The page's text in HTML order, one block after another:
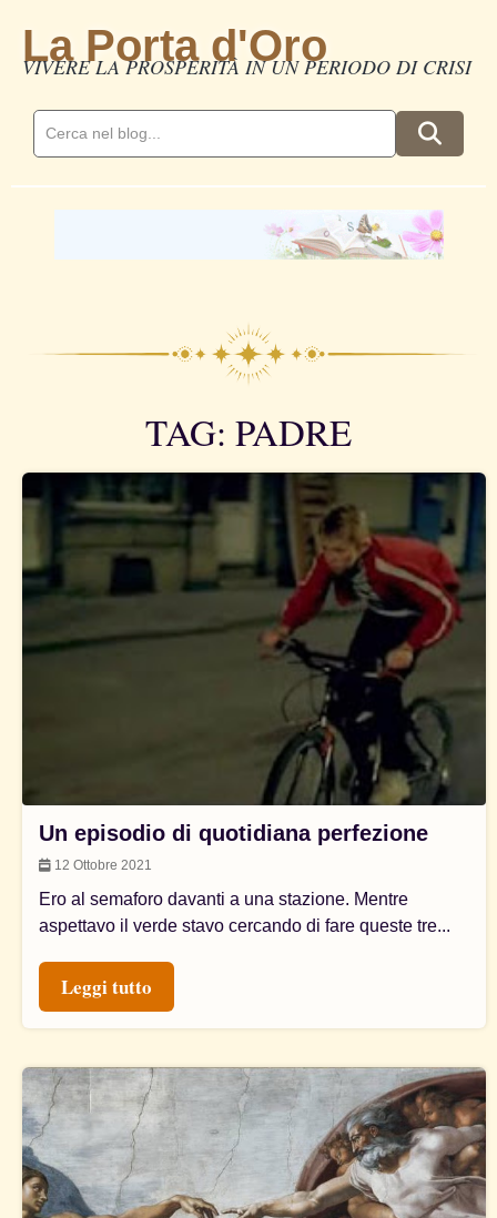
La Porta d'Oro
VIVERE LA PROSPERITÀ IN UN PERIODO DI CRISI
TAG: PADRE
Un episodio di quotidiana perfezione
12 Ottobre 2021
Ero al semaforo davanti a una stazione. Mentre
aspettavo il verde stavo cercando di fare queste tre...
Leggi tutto